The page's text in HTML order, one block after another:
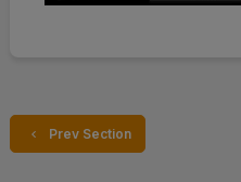
  Prev Section